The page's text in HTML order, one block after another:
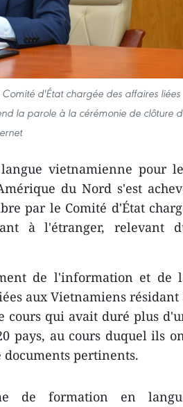
d'État chargée des affaires liées
la parole à la cérémonie de clôture
vietnamienne pour
du Nord s'est
par le Comité d'État
à l'étranger, relevant
de l'information et de
aux Vietnamiens résidant
cours qui avait duré plus
pays, au cours duquel ils
documents pertinents.
de formation en